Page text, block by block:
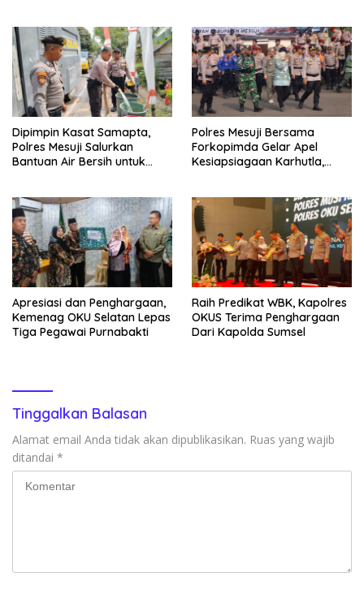
Dipimpin Kasat Samapta,
Polres Mesuji Salurkan
Bantuan Air Bersih untuk
Polres Mesuji Bersama
Forkopimda Gelar Apel
Kesiapsiagaan Karhutla,
Apresiasi dan Penghargaan,
Kemenag OKU Selatan Lepas
Tiga Pegawai Purnabakti
Raih Predikat WBK, Kapolres
OKUS Terima Penghargaan
Dari Kapolda Sumsel
Tinggalkan Balasan
Alamat email Anda tidak akan dipublikasikan. Ruas yang wajib
ditandai *